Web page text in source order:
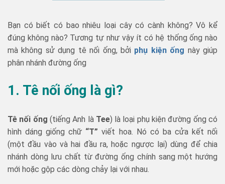
Bạn có biết có bao nhiêu loại cây có cành không? Vô kể
đúng không nào? Tương tự như vậy ít có hệ thống ống nào
mà không sử dụng tê nối ống, bởi phụ kiện ống này giúp
phân nhánh đường ống
1. Tê nối ống là gì?
Tê nối ống (tiếng Anh là Tee) là loại phụ kiện đường ống có
hình dáng giống chữ “T” viết hoa. Nó có ba cửa kết nối
(một đầu vào và hai đầu ra, hoặc ngược lại) dùng để chia
nhánh dòng lưu chất từ đường ống chính sang một hướng
mới hoặc gộp các dòng chảy lại với nhau.